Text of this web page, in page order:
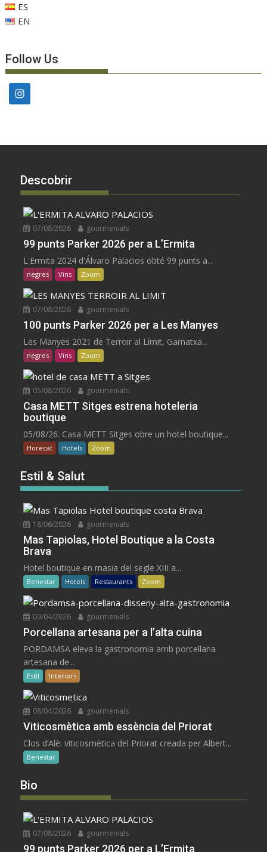
ES
EN
Follow Us
Descobrir
07/08/2026 gourmenials
99 punts Parker 2026 per a L’Ermita
L'Ermita 2024 d'Álvaro Palacios obté 99 punts a...
negres Vins Zoom
07/08/2026 gourmenials
100 punts Parker 2026 per a Les Manyes
Les Manyes 2021 de Terroir al Límit, Garnatxa...
negres Vins Zoom
05/08/2026 gourmenials
Casa METT Sitges estrena hoteleria
boutique
05/08/26. Casa METT Sitges obre un hotel boutique...
Horecat Hotels Zoom
Estil & Salut
18/06/2026 gourmenials
Mas Tapiolas, Hotel Boutique a la Costa
Brava
Hotel boutique en masia del segle XIII a...
Benestar Hotels Restaurants Zoom
09/04/2026 gourmenials
Porcellana artesana per a l’alta cuina
PORDAMSA eleva la gastronomia amb porcellana
artesana de...
Estil Interiors
08/04/2026 gourmenials
Viticosmètica amb essència del Priorat
Clos d’Alè: viticosmètica del Priorat creada per Albert...
Benestar
Bio
07/08/2026 gourmenials
99 punts Parker 2026 per a L’Ermita